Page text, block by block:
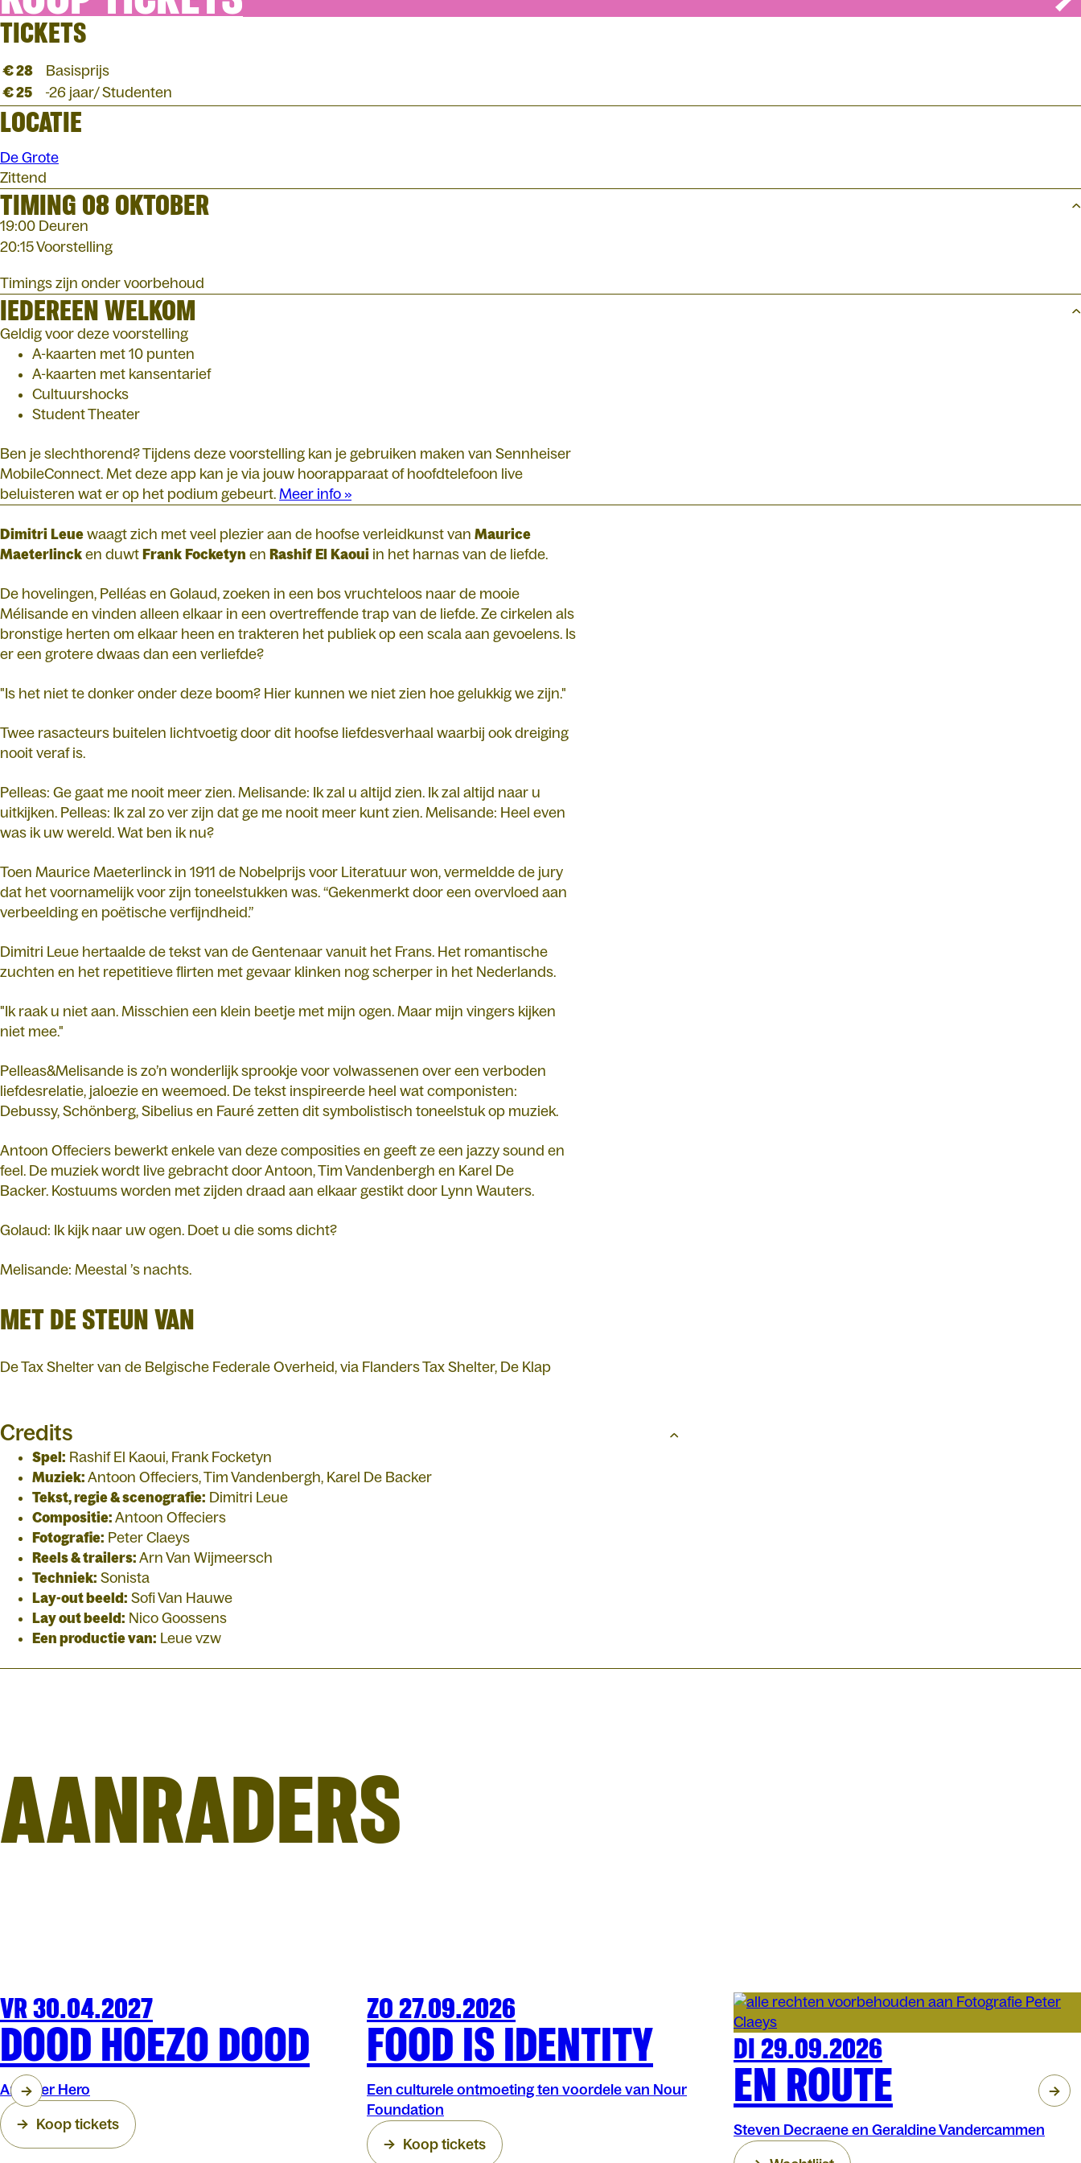
TICKETS
€ 28
Basisprijs
€ 25
-26 jaar/ Studenten
LOCATIE
De Grote
Zittend
TIMING 08 OKTOBER
19:00 Deuren
20:15 Voorstelling
Timings zijn onder voorbehoud
IEDEREEN WELKOM
Geldig voor deze voorstelling
A-kaarten met 10 punten
A-kaarten met kansentarief
Cultuurshocks
Student Theater
Ben je slechthorend? Tijdens deze voorstelling kan je gebruiken maken van Sennheiser
MobileConnect. Met deze app kan je via jouw hoorapparaat of hoofdtelefoon live
beluisteren wat er op het podium gebeurt. Meer info »
Dimitri Leue waagt zich met veel plezier aan de hoofse verleidkunst van Maurice
Maeterlinck en duwt Frank Focketyn en Rashif El Kaoui in het harnas van de liefde.
De hovelingen, Pelléas en Golaud, zoeken in een bos vruchteloos naar de mooie
Mélisande en vinden alleen elkaar in een overtreffende trap van de liefde. Ze cirkelen als
bronstige herten om elkaar heen en trakteren het publiek op een scala aan gevoelens. Is
er een grotere dwaas dan een verliefde?
"Is het niet te donker onder deze boom? Hier kunnen we niet zien hoe gelukkig we zijn."
Twee rasacteurs buitelen lichtvoetig door dit hoofse liefdesverhaal waarbij ook dreiging
nooit veraf is.
Pelleas: Ge gaat me nooit meer zien. Melisande: Ik zal u altijd zien. Ik zal altijd naar u
uitkijken. Pelleas: Ik zal zo ver zijn dat ge me nooit meer kunt zien. Melisande: Heel even
was ik uw wereld. Wat ben ik nu?
Toen Maurice Maeterlinck in 1911 de Nobelprijs voor Literatuur won, vermeldde de jury
dat het voornamelijk voor zijn toneelstukken was. “Gekenmerkt door een overvloed aan
verbeelding en poëtische verfijndheid.”
Dimitri Leue hertaalde de tekst van de Gentenaar vanuit het Frans. Het romantische
zuchten en het repetitieve flirten met gevaar klinken nog scherper in het Nederlands.
"Ik raak u niet aan. Misschien een klein beetje met mijn ogen. Maar mijn vingers kijken
niet mee."
Pelleas&Melisande is zo’n wonderlijk sprookje voor volwassenen over een verboden
liefdesrelatie, jaloezie en weemoed. De tekst inspireerde heel wat componisten:
Debussy, Schönberg, Sibelius en Fauré zetten dit symbolistisch toneelstuk op muziek.
Antoon Offeciers bewerkt enkele van deze composities en geeft ze een jazzy sound en
feel. De muziek wordt live gebracht door Antoon, Tim Vandenbergh en Karel De
Backer. Kostuums worden met zijden draad aan elkaar gestikt door Lynn Wauters.
Golaud: Ik kijk naar uw ogen. Doet u die soms dicht?
Melisande: Meestal ’s nachts.
MET DE STEUN VAN
De Tax Shelter van de Belgische Federale Overheid, via Flanders Tax Shelter, De Klap
Credits
Spel: Rashif El Kaoui, Frank Focketyn
Muziek: Antoon Offeciers, Tim Vandenbergh, Karel De Backer
Tekst, regie & scenografie: Dimitri Leue
Compositie: Antoon Offeciers
Fotografie: Peter Claeys
Reels & trailers: Arn Van Wijmeersch
Techniek: Sonista
Lay-out beeld: Sofi Van Hauwe
Lay out beeld: Nico Goossens
Een productie van: Leue vzw
AANRADERS
THEATER ARENBERG
VR 30.04.2027
DOOD HOEZO DOOD
Another Hero
Koop tickets
FAMILIEARENBERG
ZO 27.09.2026
FOOD IS IDENTITY
Een culturele ontmoeting ten voordele van Nour
Foundation
Koop tickets
WOORDMATINÉE DORÉE
DI 29.09.2026
EN ROUTE
Steven Decraene en Geraldine Vandercammen